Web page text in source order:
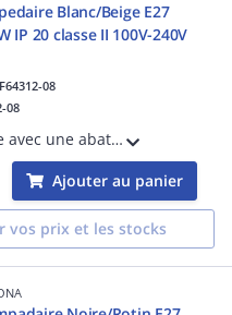
Blanc/Beige E27
IP 20 classe II 100V-240V
08
08
Lampadaire avec une abat-jour en textile Beige structure en Acier couleur Blanc mat Beige E27 source non incluse 50/60Hz 15W IP 20 classe II 100V-240Vhauteur: 1530mm longueur: 400mm profondeur:400mm
Ajouter au panier
vos prix et les stocks